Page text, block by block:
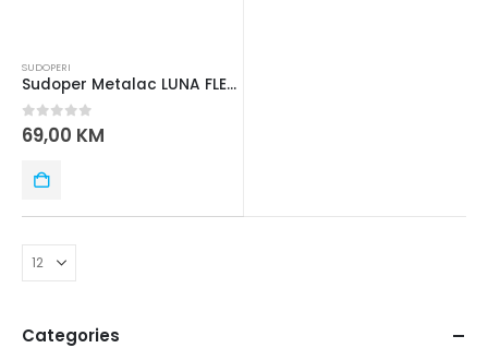
SUDOPERI
Sudoper Metalac LUNA FLEX 1D FI 90
0out of 5
69,00 KM
Categories